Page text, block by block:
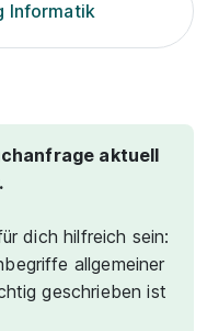
Informatik
aktuell
dich hilfreich sein:
allgemeiner
geschrieben ist